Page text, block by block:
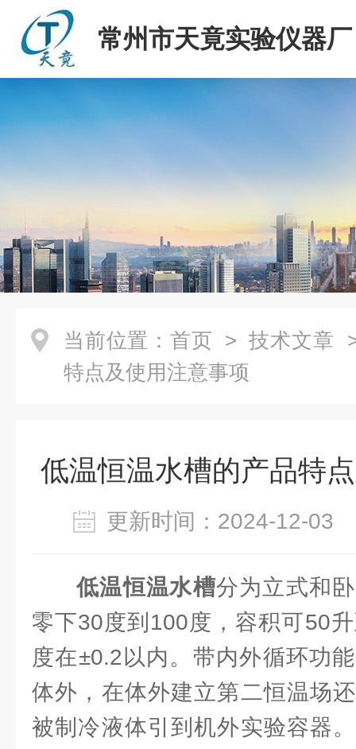
常州市天竟实验仪器厂
当前位置： 首页 > 技术文章
特点及使用注意事项
低温恒温水槽的产品特
更新时间：2024-12-
低温恒温水槽分为立式和
零下30度到100度，容积可50
度在±0.2以内。带内外循环功
体外，在体外建立第二恒温场
被制冷液体引到机外实验容器